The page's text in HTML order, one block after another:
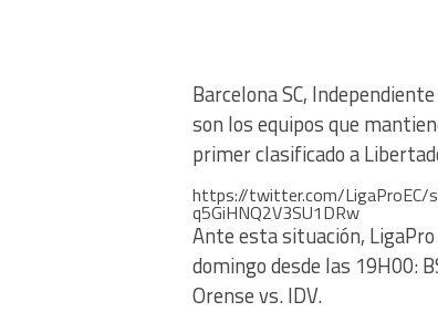
Barcelona SC,
son los equipos que
primer clasificado a
https://twitter.com/
q5GiHNQ2V3SU1DRw
Ante esta situación,
domingo desde las 19H00:
Orense vs. IDV.